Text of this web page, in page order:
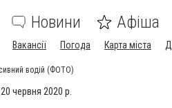
Новини Афіша
Вакансії Погода Карта міста
водій (ФОТО)
червня 2020 р.